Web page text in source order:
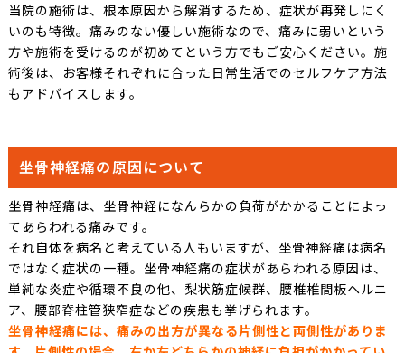
当院の施術は、根本原因から解消するため、症状が再発しにく
いのも特徴。痛みのない優しい施術なので、痛みに弱いという
方や施術を受けるのが初めてという方でもご安心ください。施
術後は、お客様それぞれに合った日常生活でのセルフケア方法
もアドバイスします。
坐骨神経痛の原因について
坐骨神経痛は、坐骨神経になんらかの負荷がかかることによっ
てあらわれる痛みです。
それ自体を病名と考えている人もいますが、坐骨神経痛は病名
ではなく症状の一種。坐骨神経痛の症状があらわれる原因は、
単純な炎症や循環不良の他、梨状筋症候群、腰椎椎間板ヘルニ
ア、腰部脊柱管狭窄症などの疾患も挙げられます。
坐骨神経痛には、痛みの出方が異なる片側性と両側性がありま